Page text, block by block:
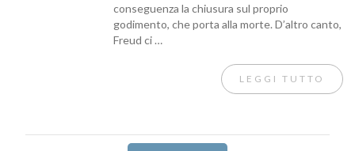
conseguenza la chiusura sul proprio
godimento, che porta alla morte. D’altro canto,
Freud ci …
LEGGI TUTTO